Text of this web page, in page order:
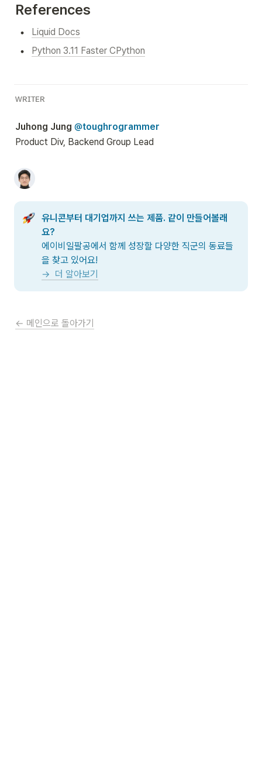
References
•
Liquid Docs
• Python 3.11 Faster CPython
ᴡʀɪᴛᴇʀ
Juhong Jung @toughrogrammer
Product Div, Backend Group Lead
유니콘부터 대기업까지 쓰는 제품. 같이 만들어볼래
요?
에이비일팔공에서 함께 성장할 다양한 직군의 동료들
→  더 알아보기
← 메인으로 돌아가기